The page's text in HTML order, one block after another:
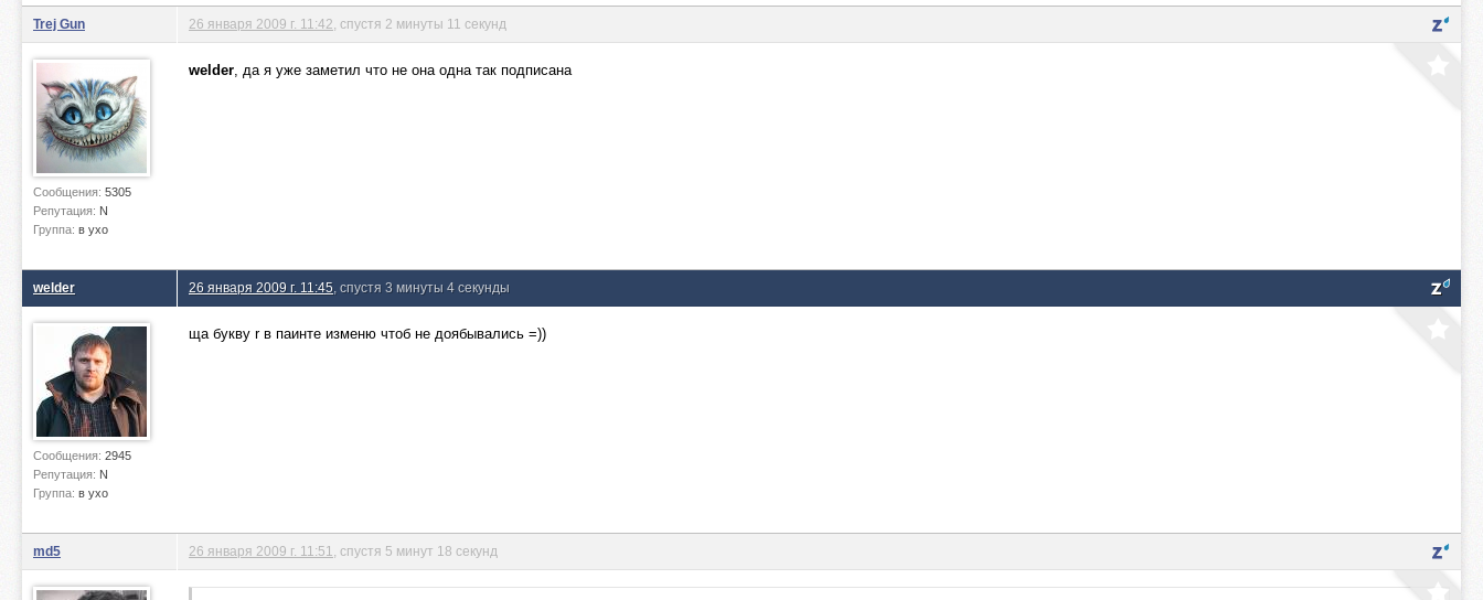
Trej Gun
Сообщения: 5305
Репутация: N
Группа: в ухо
26 января 2009 г. 11:42 , спустя 2 минуты 11 секунд
welder, да я уже заметил что не она одна так подписана
welder
Сообщения: 2945
Репутация: N
Группа: в ухо
26 января 2009 г. 11:45 , спустя 3 минуты 4 секунды
ща букву r в паинте изменю чтоб не доябывались =))
md5 26 января 2009 г. 11:51 , спустя 5 минут 18 секунд